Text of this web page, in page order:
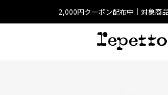
2,000円クーポン配布中｜対象商